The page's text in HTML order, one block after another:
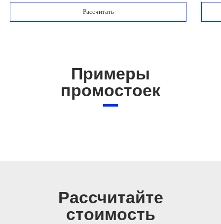
Рассчитать
Примеры
промостоек
Рассчитайте
стоимость